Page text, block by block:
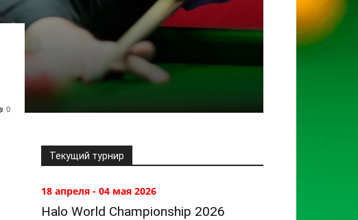
0
Текущий турнир
18 апреля - 04 мая 2026
Halo World Championship 2026